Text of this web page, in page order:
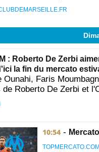
: Roberto De Zerbi
la fin du mercato
Ounahi, Faris
de Roberto De Zerbi et
10:54 -
TOPMERCATO.COM